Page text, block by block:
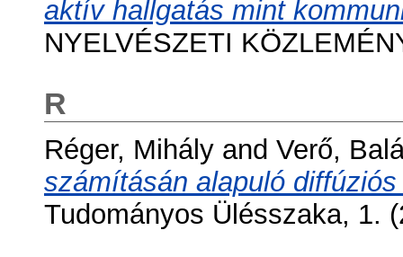
aktív hallgatás mint
NYELVÉSZETI
R
Réger, Mihály and Verő,
számításán alapuló
Tudományos Ülésszaka, 1.